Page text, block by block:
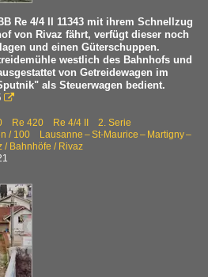
Re 4/4 II 11343 mit ihrem Schnellzug
von Rivaz fährt, verfügt dieser noch
und einen Güterschuppen.
westlich des Bahnhofs und
von Getreidewagen im
als Steuerwagen bedient.

Re 420 Re 4/4 II 2. Serie
/ 100 Lausanne – St-Maurice – Martigny –
/ Bahnhöfe / Rivaz